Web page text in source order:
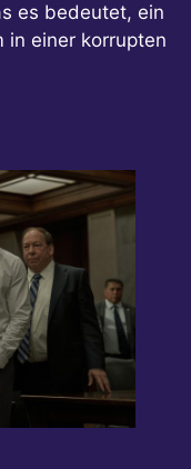
es bedeutet, ein
in einer korrupten